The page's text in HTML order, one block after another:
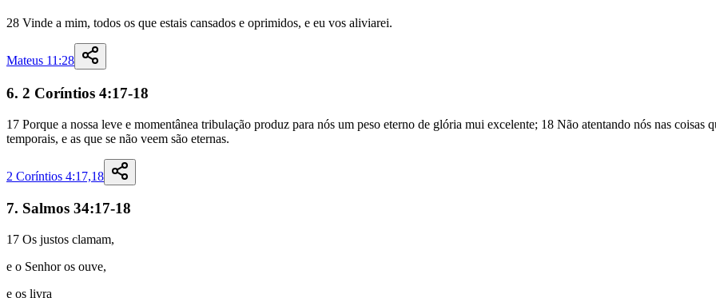
28 Vinde a mim, todos os que estais cansados e oprimidos, e eu vos aliviarei.
Mateus 11:28
6. 2 Coríntios 4:17-18
17 Porque a nossa leve e momentânea tribulação produz para nós um peso eterno de glória mui excelente; 18 Não atentando nós nas coisas
temporais, e as que se não veem são eternas.
2 Coríntios 4:17,18
7. Salmos 34:17-18
17 Os justos clamam,
e o Senhor os ouve,
e os livra